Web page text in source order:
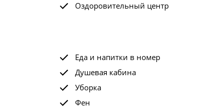
Оздоровительный центр
Еда и напитки в номер
Душевая кабина
Уборка
Фен